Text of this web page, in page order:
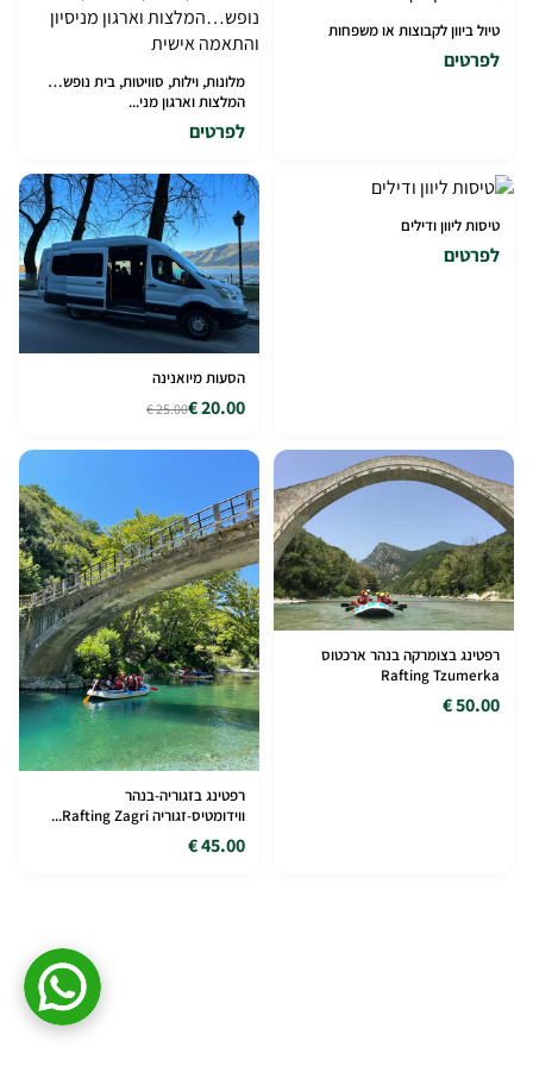
טיול ביוון לקבוצות או משפחות
לפרטים
מלונות, וילות, סוויטות, בית נופש…
המלצות וארגון מני...
לפרטים
טיסות ליוון ודילים
לפרטים
הסעות מיואנינה
20.00 €
25.00 €
רפטינג בצומרקה בנהר ארכטוס
Rafting Tzumerka
50.00 €
רפטינג בזגוריה-בנהר
ווידומטיס-זגוריה Rafting Zagri...
45.00 €